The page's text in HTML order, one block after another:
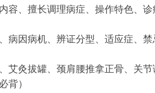
容、擅长调理病症、操作特色、诊
病因病机、辨证分型、适应症、
艾灸拔罐、颈肩腰推拿正骨、关
背）